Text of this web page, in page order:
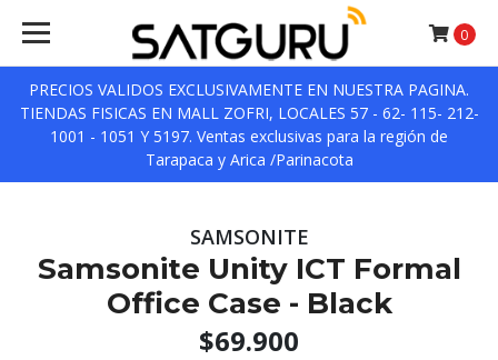
PRECIOS VALIDOS EXCLUSIVAMENTE EN NUESTRA PAGINA.
TIENDAS FISICAS EN MALL ZOFRI, LOCALES 57 - 62- 115- 212-
1001 - 1051 Y 5197. Ventas exclusivas para la región de
Tarapaca y Arica /Parinacota
0
SAMSONITE
Samsonite Unity ICT Formal
Office Case - Black
$69.900